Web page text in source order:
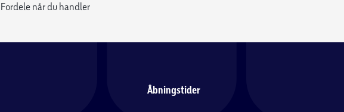
Fordele når du handler
Åbningstider